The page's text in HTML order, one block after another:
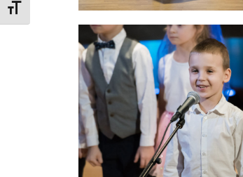
ZMIEŃ ROZMIAR CZCIONEK